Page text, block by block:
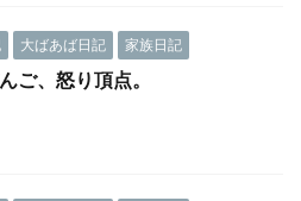
大ばあば日記 家族日記
ご、怒り頂点。